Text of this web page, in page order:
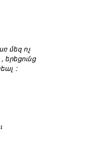
մեզ ոչ
երեցունց
: